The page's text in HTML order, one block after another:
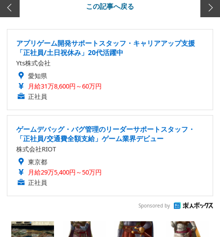
この記事へ戻る
アプリゲーム開発サポートスタッフ・キャリアアップ支援
「正社員/土日祝休み」20代活躍中
Yts株式会社
愛知県
月給31万8,600円～60万円
正社員
ゲームデバッグ・バグ管理のリーダーサポートスタッフ・
「正社員/交通費全額支給」ゲーム業界デビュー
株式会社RIOT
東京都
月給29万5,400円～50万円
正社員
Sponsored by